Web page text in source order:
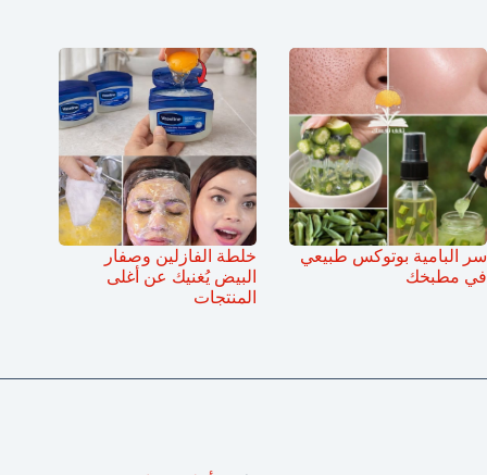
سر البامية بوتوكس طبيعي
في مطبخك
خلطة الفازلين وصفار
البيض يُغنيك عن أغلى
المنتجات